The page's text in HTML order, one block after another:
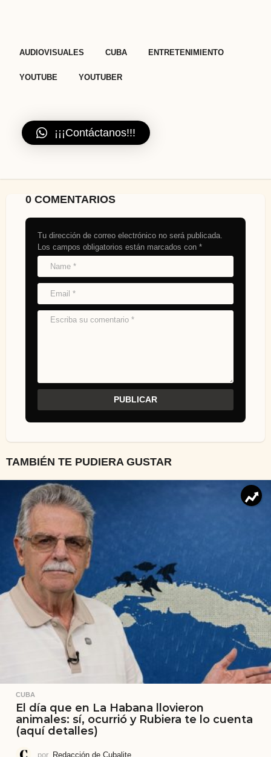
AUDIOVISUALES CUBA ENTRETENIMIENTO
YOUTUBE YOUTUBER
¡¡¡Contáctanos!!!
0 COMENTARIOS
Tu dirección de correo electrónico no será publicada.
Los campos obligatorios están marcados con *
TAMBIÉN TE PUDIERA GUSTAR
CUBA
El día que en La Habana llovieron
animales: sí, ocurrió y Rubiera te lo cuenta
(aquí detalles)
por Redacción de Cubalite